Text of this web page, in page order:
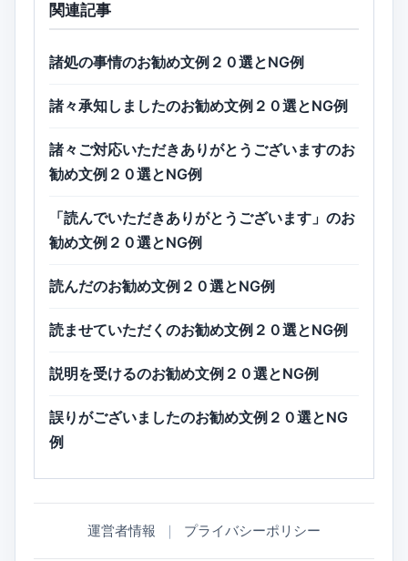
関連記事
諸処の事情のお勧め文例２０選とNG例
諸々承知しましたのお勧め文例２０選とNG例
諸々ご対応いただきありがとうございますのお
勧め文例２０選とNG例
「読んでいただきありがとうございます」のお
勧め文例２０選とNG例
読んだのお勧め文例２０選とNG例
読ませていただくのお勧め文例２０選とNG例
説明を受けるのお勧め文例２０選とNG例
誤りがございましたのお勧め文例２０選とNG
例
運営者情報 ｜ プライバシーポリシー